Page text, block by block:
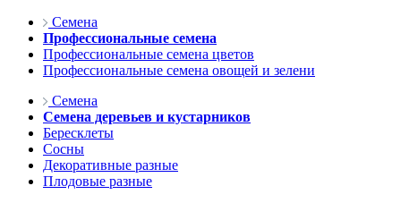
Семена
Профессиональные семена
Профессиональные семена цветов
Профессиональные семена овощей и зелени
Семена
Семена деревьев и кустарников
Бересклеты
Сосны
Декоративные разные
Плодовые разные